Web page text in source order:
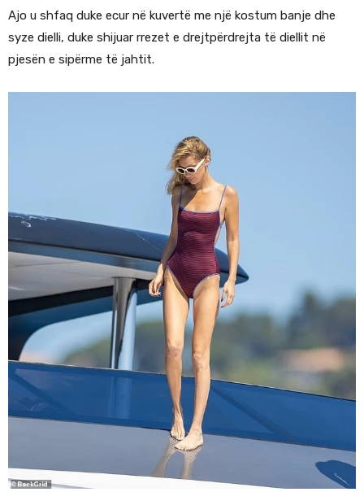
Ajo u shfaq duke ecur në kuvertë me një kostum banje dhe
syze dielli, duke shijuar rrezet e drejtpërdrejta të diellit në
pjesën e sipërme të jahtit.